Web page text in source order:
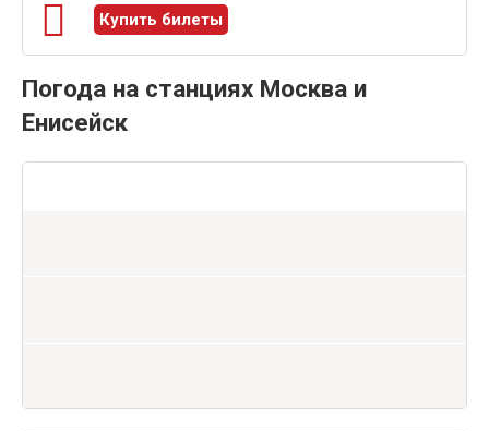
Купить билеты
Погода на станциях Москва и
Енисейск